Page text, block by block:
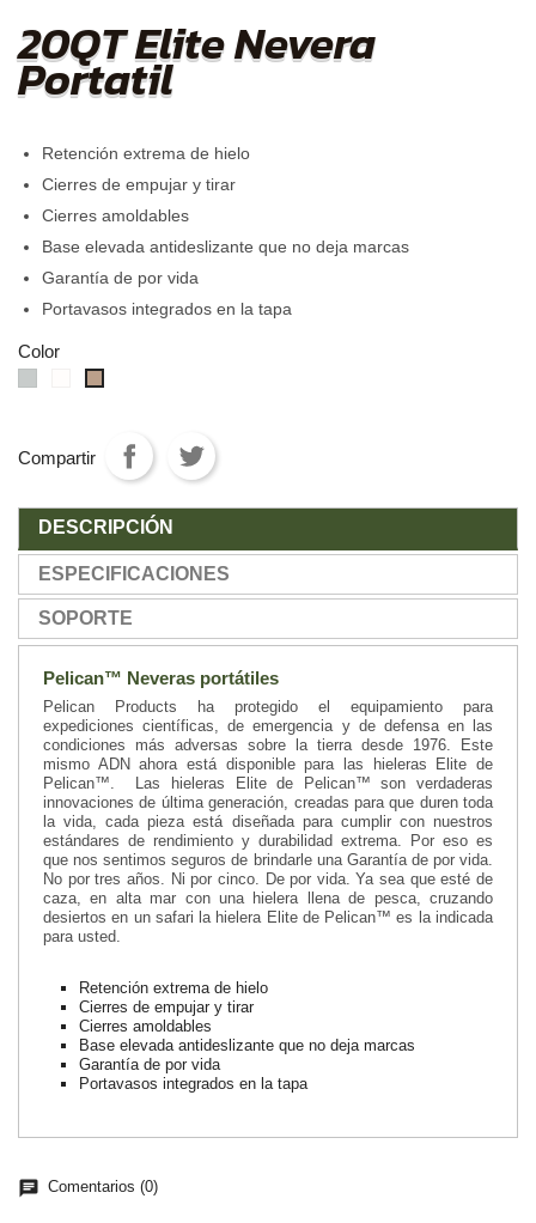
20QT Elite Nevera
Portatil
Retención extrema de hielo
Cierres de empujar y tirar
Cierres amoldables
Base elevada antideslizante que no deja marcas
Garantía de por vida
Portavasos integrados en la tapa
Color
Compartir
DESCRIPCIÓN
ESPECIFICACIONES
SOPORTE
Pelican™ Neveras portátiles
Pelican Products ha protegido el equipamiento para
expediciones científicas, de emergencia y de defensa en las
condiciones más adversas sobre la tierra desde 1976. Este
mismo ADN ahora está disponible para las hieleras Elite de
Pelican™. Las hieleras Elite de Pelican™ son verdaderas
innovaciones de última generación, creadas para que duren toda
la vida, cada pieza está diseñada para cumplir con nuestros
estándares de rendimiento y durabilidad extrema. Por eso es
que nos sentimos seguros de brindarle una Garantía de por vida.
No por tres años. Ni por cinco. De por vida. Ya sea que esté de
caza, en alta mar con una hielera llena de pesca, cruzando
desiertos en un safari la hielera Elite de Pelican™ es la indicada
para usted.
Retención extrema de hielo
Cierres de empujar y tirar
Cierres amoldables
Base elevada antideslizante que no deja marcas
Garantía de por vida
Portavasos integrados en la tapa
chat Comentarios (0)